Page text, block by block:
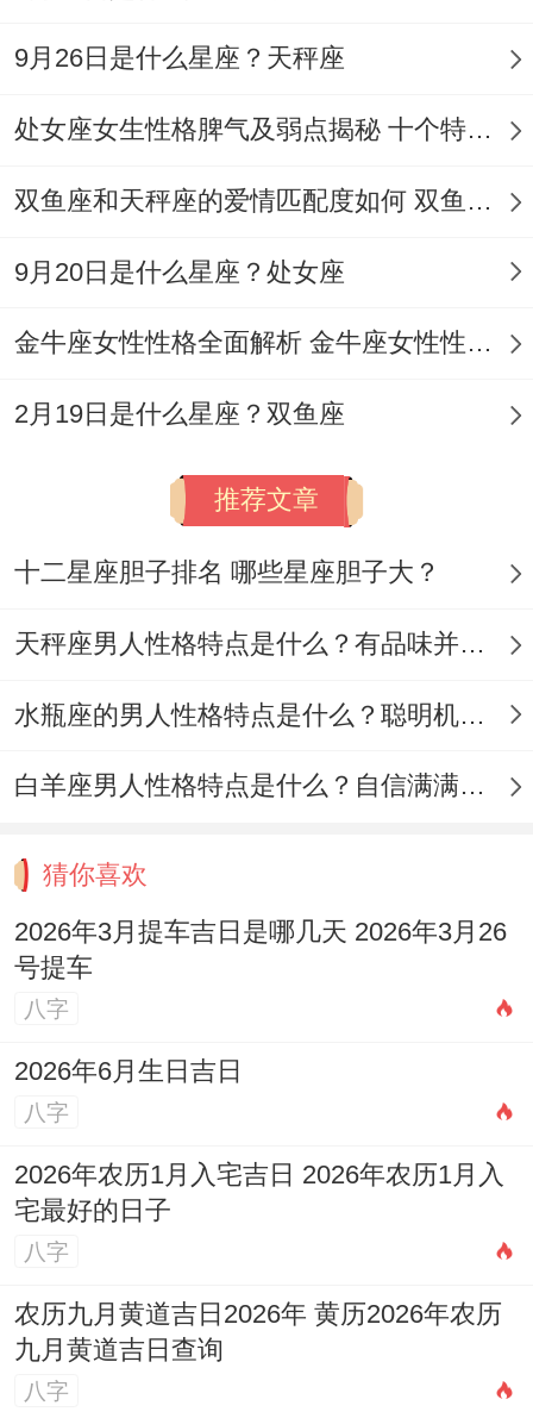
9月26日是什么星座？天秤座
处女座女生性格脾气及弱点揭秘 十个特点惊人！
双鱼座和天秤座的爱情匹配度如何 双鱼天秤缘分会怎样
9月20日是什么星座？处女座
金牛座女性性格全面解析 金牛座女性性格与脾气全揭秘
2月19日是什么星座？双鱼座
推荐文章
十二星座胆子排名 哪些星座胆子大？
天秤座男人性格特点是什么？有品味并注重美感
水瓶座的男人性格特点是什么？聪明机智理性冷静
白羊座男人性格特点是什么？自信满满但缺乏耐心
猜你喜欢
2026年3月提车吉日是哪几天 2026年3月26
号提车
八字
2026年6月生日吉日
八字
2026年农历1月入宅吉日 2026年农历1月入
宅最好的日子
八字
农历九月黄道吉日2026年 黄历2026年农历
九月黄道吉日查询
八字